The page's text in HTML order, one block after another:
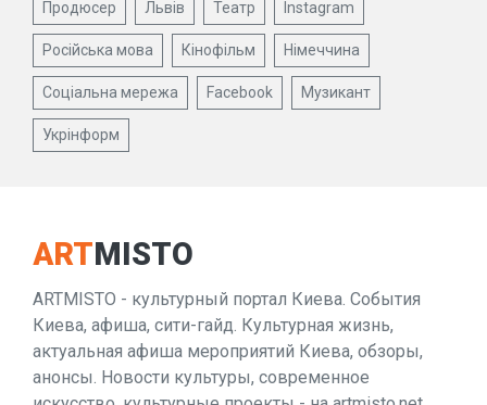
Продюсер Львів Театр Instagram
Російська мова Кінофільм Німеччина
Соціальна мережа Facebook Музикант
Укрінформ
ARTMISTO
ARTMISTO - культурный портал Киева. События
Киева, афиша, сити-гайд. Культурная жизнь,
актуальная афиша мероприятий Киева, обзоры,
анонсы. Новости культуры, современное